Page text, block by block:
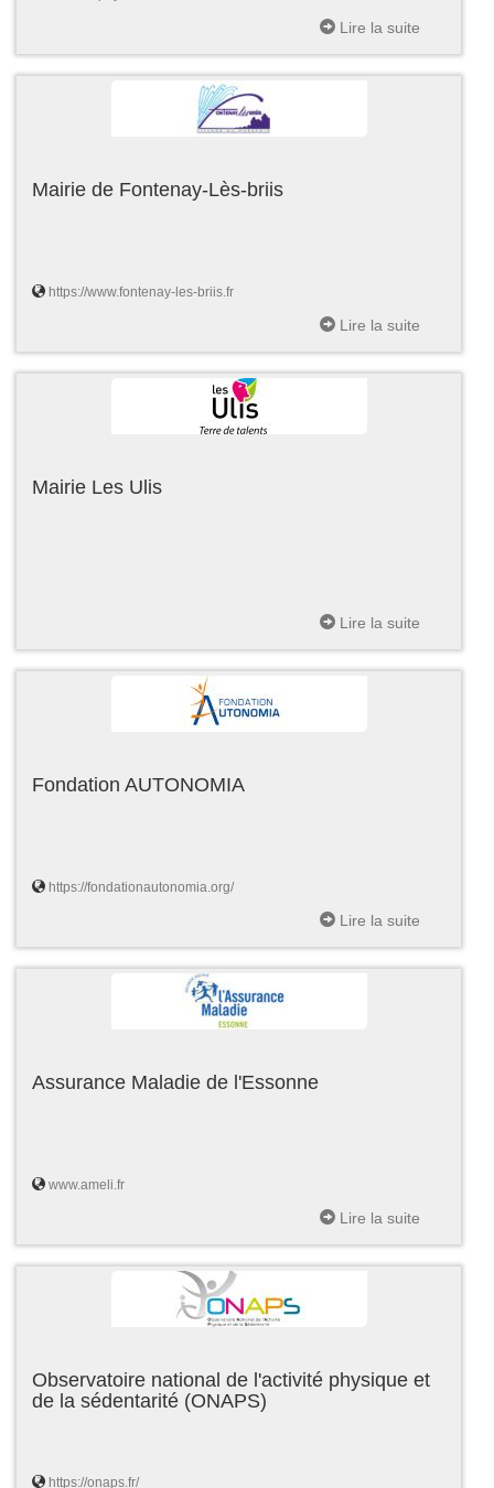
Lire la suite
Mairie de Fontenay-Lès-briis
https://www.fontenay-les-briis.fr
Lire la suite
Mairie Les Ulis
Lire la suite
Fondation AUTONOMIA
https://fondationautonomia.org/
Lire la suite
Assurance Maladie de l'Essonne
www.ameli.fr
Lire la suite
Observatoire national de l'activité physique et
de la sédentarité (ONAPS)
https://onaps.fr/